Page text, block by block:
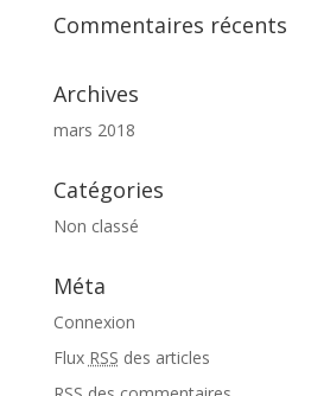
Commentaires récents
Archives
mars 2018
Catégories
Non classé
Méta
Connexion
Flux RSS des articles